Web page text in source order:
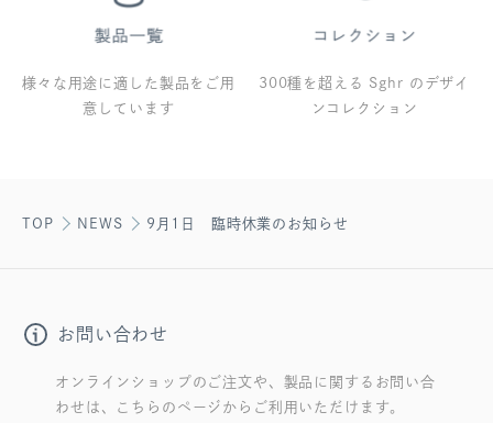
様々な用途に適した製品をご用
意しています
300種を超える Sghr のデザイ
ンコレクション
TOP NEWS 9月1日 臨時休業のお知らせ
お問い合わせ
オンラインショップのご注文や、製品に関するお問い合
わせは、こちらのページからご利用いただけます。